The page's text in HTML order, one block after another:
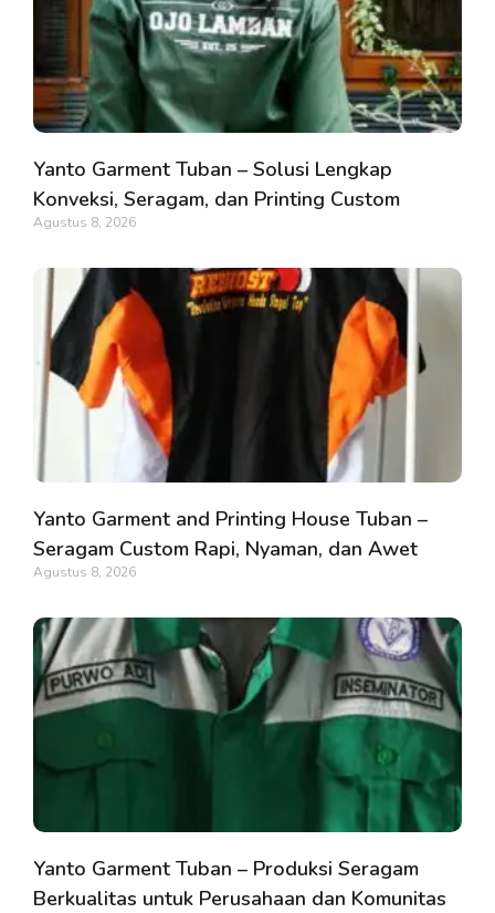
Yanto Garment Tuban – Solusi Lengkap
Konveksi, Seragam, dan Printing Custom
Agustus 8, 2026
Yanto Garment and Printing House Tuban –
Seragam Custom Rapi, Nyaman, dan Awet
Agustus 8, 2026
Yanto Garment Tuban – Produksi Seragam
Berkualitas untuk Perusahaan dan Komunitas